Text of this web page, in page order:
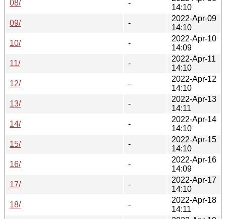
08/
-
14:10
09/
-
2022-Apr-09
14:10
10/
-
2022-Apr-10
14:09
11/
-
2022-Apr-11
14:10
12/
-
2022-Apr-12
14:10
13/
-
2022-Apr-13
14:11
14/
-
2022-Apr-14
14:10
15/
-
2022-Apr-15
14:10
16/
-
2022-Apr-16
14:09
17/
-
2022-Apr-17
14:10
18/
-
2022-Apr-18
14:11